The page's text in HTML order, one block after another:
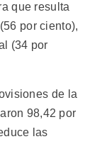
que resulta
por ciento),
(34 por
de la
98,42 por
las